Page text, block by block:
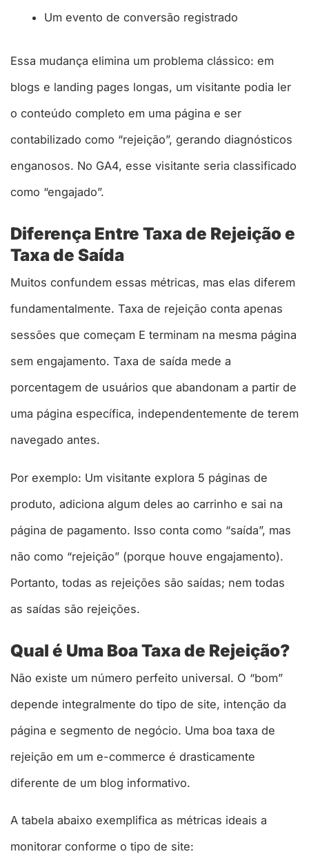
Um evento de conversão registrado​
Essa mudança elimina um problema clássico: em
blogs e landing pages longas, um visitante podia ler
o conteúdo completo em uma página e ser
contabilizado como “rejeição”, gerando diagnósticos
enganosos. No GA4, esse visitante seria classificado
como “engajado”.​
Diferença Entre Taxa de Rejeição e
Taxa de Saída
Muitos confundem essas métricas, mas elas diferem
fundamentalmente. Taxa de rejeição conta apenas
sessões que começam E terminam na mesma página
sem engajamento. Taxa de saída mede a
porcentagem de usuários que abandonam a partir de
uma página específica, independentemente de terem
navegado antes.​
Por exemplo: Um visitante explora 5 páginas de
produto, adiciona algum deles ao carrinho e sai na
página de pagamento. Isso conta como “saída”, mas
não como “rejeição” (porque houve engajamento).
Portanto, todas as rejeições são saídas; nem todas
as saídas são rejeições.
Qual é Uma Boa Taxa de Rejeição?
Não existe um número perfeito universal. O “bom”
depende integralmente do tipo de site, intenção da
página e segmento de negócio. Uma boa taxa de
rejeição em um e-commerce é drasticamente
diferente de um blog informativo.
A tabela abaixo exemplifica as métricas ideais a
monitorar conforme o tipo de site: